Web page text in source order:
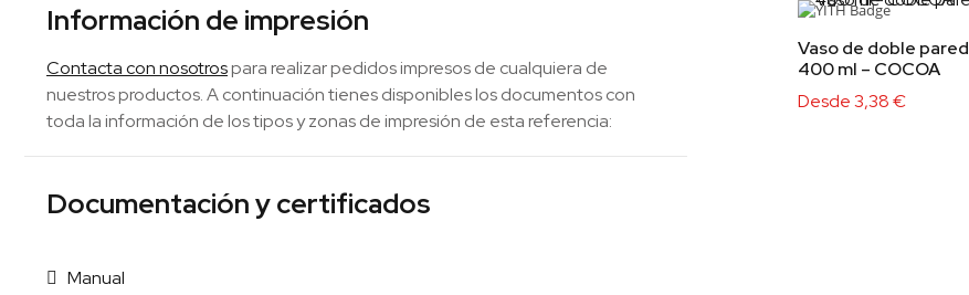
Información de impresión
Contacta con nosotrospara realizar pedidos impresos de cualquiera de
nuestros productos. A continuación tienes disponibles los documentos con
toda la información de los tipos y zonas de impresión de esta referencia:
Documentación y certificados
Manual
Vaso de doble pared
400 ml – COCOA
Desde3,38€